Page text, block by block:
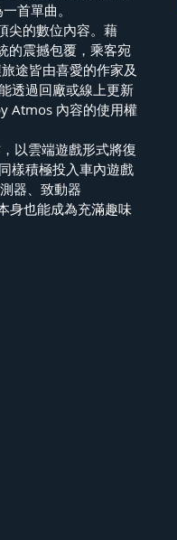
首單曲。
尖的數位內容。藉
的震撼包覆，乘客宛
途皆由喜愛的作家及
透過回廠或線上更新
Atmos 內容的使用權
以雲端遊戲形式將復
樣積極投入車內遊戲
器、致動器
身也能成為充滿趣味